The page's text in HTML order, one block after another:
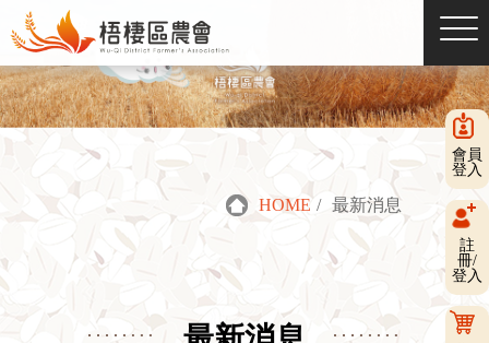
會員
登入
註
冊/
登入
HOME / 最新消息